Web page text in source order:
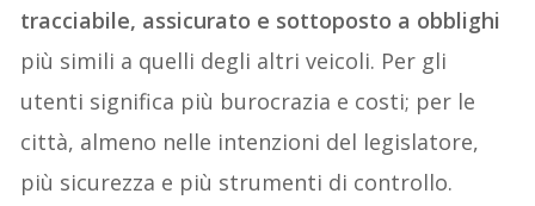
tracciabile, assicurato e sottoposto a obblighi
più simili a quelli degli altri veicoli. Per gli
utenti significa più burocrazia e costi; per le
città, almeno nelle intenzioni del legislatore,
più sicurezza e più strumenti di controllo.